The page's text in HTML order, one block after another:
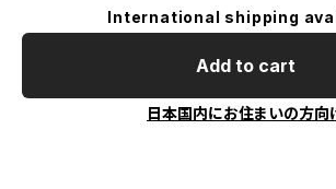
International shipping
Add to cart
日本国内にお住まいの方向